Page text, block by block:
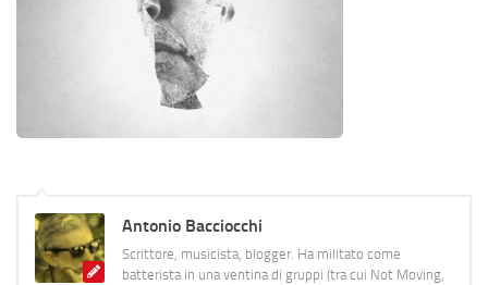
Antonio Bacciocchi
Scrittore, musicista, blogger. Ha militato come
batterista in una ventina di gruppi (tra cui Not Moving,